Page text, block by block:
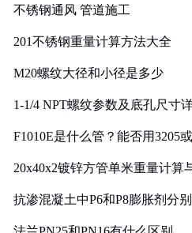
不锈钢通风 管道施工
201不锈钢重量计算方法大全
M20螺纹大径和小径是多少
1-1/4 NPT螺纹参数及底孔尺寸
F1010E是什么管？能否用3205
20x40x2镀锌方管单米重量计算
抗渗混凝土中P6和P8膨胀剂分